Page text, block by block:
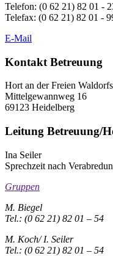
Telefon: (0 62 21) 82 01 -
Telefax: (0 62 21) 82 01 -
E-Mail
Kontakt Betreuung
Hort an der Freien
Mittelgewannweg 16
69123 Heidelberg
Leitung Betreuung/
Ina Seiler
Sprechzeit nach
Gruppen
M. Biegel
Tel.: (0 62 21) 82 01 – 54
M. Koch/ I. Seiler
Tel.: (0 62 21) 82 01 – 54